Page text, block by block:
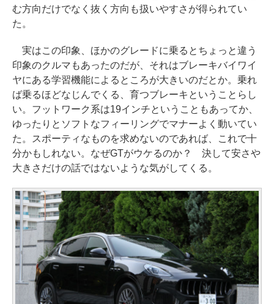
む方向だけでなく抜く方向も扱いやすさが得られてい
た。
実はこの印象、ほかのグレードに乗るとちょっと違う
印象のクルマもあったのだが、それはブレーキバイワイ
ヤにある学習機能によるところが大きいのだとか。乗れ
ば乗るほどなじんでくる、育つブレーキということらし
い。フットワーク系は19インチということもあってか、
ゆったりとソフトなフィーリングでマナーよく動いてい
た。スポーティなものを求めないのであれば、これで十
分かもしれない。なぜGTがウケるのか？ 決して安さや
大きさだけの話ではないような気がしてくる。